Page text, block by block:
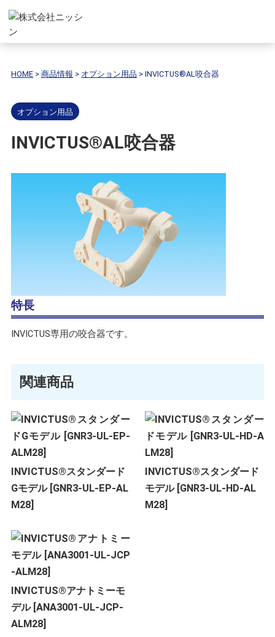
HOME >商品情報 > オプション用品 >INVICTUS®AL咬合器
オプション用品
INVICTUS®AL咬合器
特長
INVICTUS専用の咬合器です。
関連商品
INVICTUS®スタンダード
Gモデル [GNR3-UL-EP-AL
M28]
INVICTUS®スタンダード
モデル [GNR3-UL-HD-AL
M28]
INVICTUS®アナトミーモ
デル [ANA3001-UL-JCP-
ALM28]